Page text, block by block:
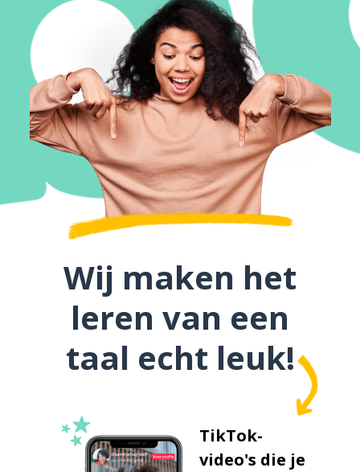
Wij maken het
leren van een
taal echt leuk!
TikTok-
video's die je